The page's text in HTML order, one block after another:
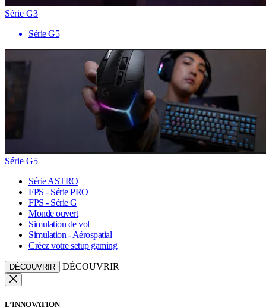
Série G3
Série G5
Série G5
Série ASTRO
FPS - Série PRO
FPS - Série G
Monde ouvert
Simulation de vol
Simulation - Aérospatial
Créez votre setup gaming
DÉCOUVRIR DÉCOUVRIR
L’INNOVATION